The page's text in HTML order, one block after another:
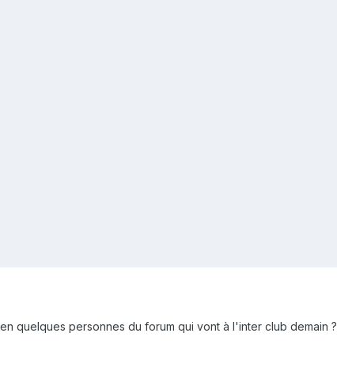
quelques personnes du forum qui vont à l'inter club demain ?